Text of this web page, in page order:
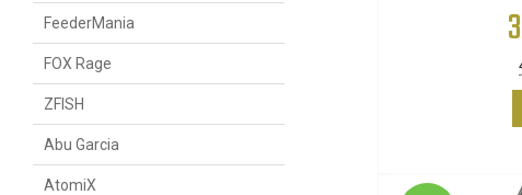
FeederMania
FOX Rage
ZFISH
Abu Garcia
AtomiX